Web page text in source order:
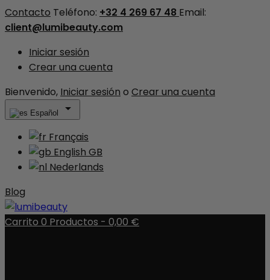
Contacto Teléfono: +32 4 269 67 48 Email:
client@lumibeauty.com
Iniciar sesión
Crear una cuenta
Bienvenido, Iniciar sesión o Crear una cuenta
Español 
Français
English GB
Nederlands
Blog
Carrito 0 Productos - 0,00 €